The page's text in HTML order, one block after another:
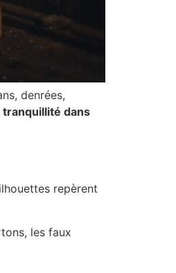
denrées,
dans
repèrent
les faux